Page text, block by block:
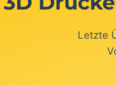
Letzte